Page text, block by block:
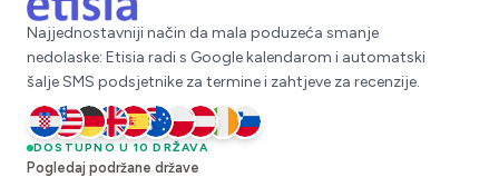
Najjednostavniji način da mala poduzeća smanje
nedolaske: Etisia radi s Google kalendarom i automatski
šalje SMS podsjetnike za termine i zahtjeve za recenzije.
Hrvatska
Sjedinjene Države
Njemačka
Ujedinjeno Kraljevstvo
Španjolska
Australija
PoljskaAustrija
Irska
DOSTUPNO U 10 DRŽAVA
Pogledaj podržane države